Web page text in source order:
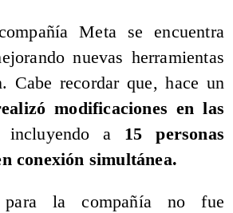
Meta se encuentra
nuevas herramientas
Cabe recordar que, hace un
modificaciones en las
incluyendo a 15 personas
conexión simultánea.
para la compañía no fue